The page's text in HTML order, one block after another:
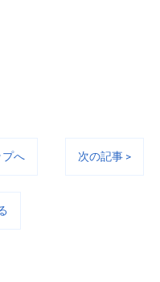
プへ 次の記事 >